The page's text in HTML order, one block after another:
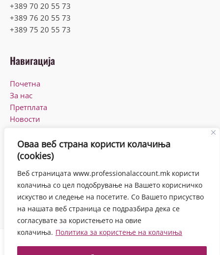
Оваа веб страна користи колачиња
(cookies)
Веб страницата www.professionalaccount.mk користи
колачиња со цел подобрување на Вашето корисничко
искуство и следење на посетите. Со Вашето присуство
на нашата веб страница се подразбира дека се
согласувате за користењето на овие
колачиња. Политика за користење на колачиња
+389 70 20 55 73
+389 76 20 55 73
+389 75 20 55 73
Навигација
Почетна
За нас
Претплата
Новости
Контакт
Работно време
Понеделник-Петок
08:00-16:00
Copyright © 2026 Proffesional Account